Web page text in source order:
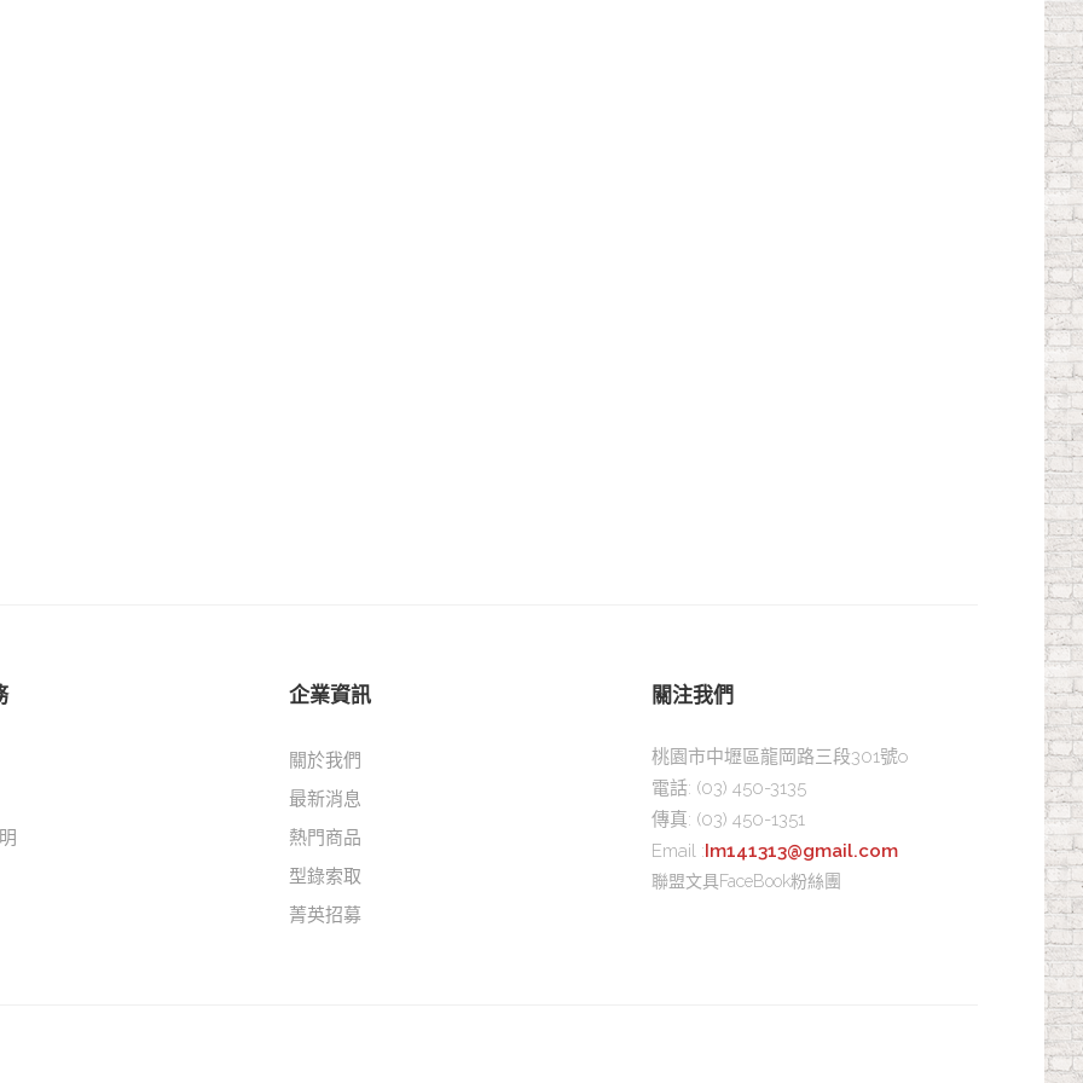
企業資訊
關於我們
最新消息
熱門商品
型錄索取
菁英招募
關注我們
桃園市中壢區龍岡路三段301號o
電話: (03) 450-3135
傳真: (03) 450-1351
Email :Im141313@gmail.com
聯盟文具FaceBook粉絲團